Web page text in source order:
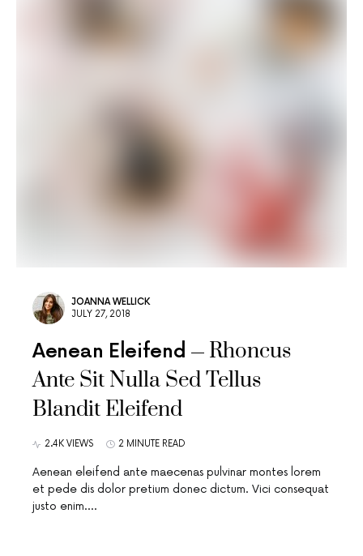
JOANNA WELLICK
JULY 27, 2018
Aenean Eleifend
Rhoncus
Ante Sit Nulla Sed Tellus
Blandit Eleifend
2.4K VIEWS 2 MINUTE READ
Aenean eleifend ante maecenas pulvinar montes lorem
et pede dis dolor pretium donec dictum. Vici consequat
justo enim.…